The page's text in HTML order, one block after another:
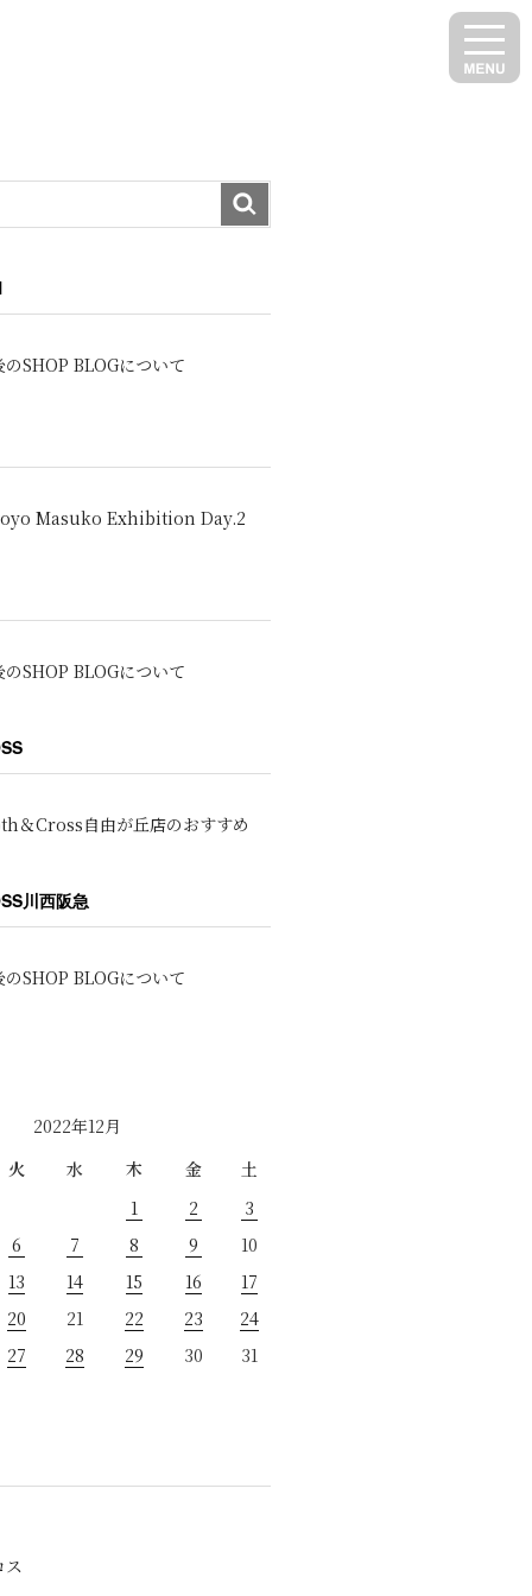
のSHOP BLOGについて
Masuko Exhibition Day.2
のSHOP BLOGについて
＆Cross自由が丘店のおすすめ
川西阪急
のSHOP BLOGについて
2022年12月
火 水 木 金
土
1
2
3
6 7 8 9
10
13 14 15 16
17
20 21 22 23
24
27 28 29 30
31
ス